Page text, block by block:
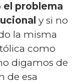
el problema
y si no
la misma
como
digamos de
de esa